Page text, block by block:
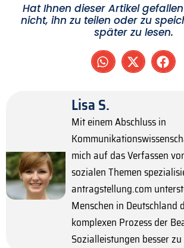
Hat Ihnen dieser Artikel
nicht, ihn zu teilen oder zu
später zu lesen.
Lisa S.
Mit einem Abschluss in
mich auf das Verfassen
sozialen Themen
antragstellung.com
Menschen in Deutschland
komplexen Prozess der
Sozialleistungen besser